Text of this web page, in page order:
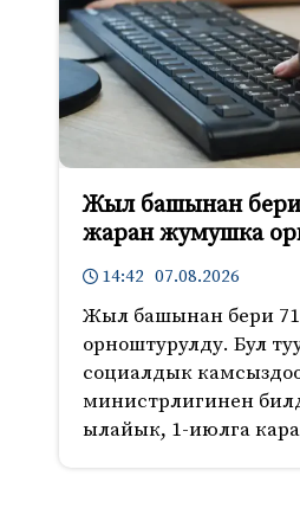
Жыл башынан
жаран жумушка
14:42 07.08.2026
Жыл башынан бери
орноштурулду. Бул
социалдык
министрлигинен
ылайык, 1-июлга